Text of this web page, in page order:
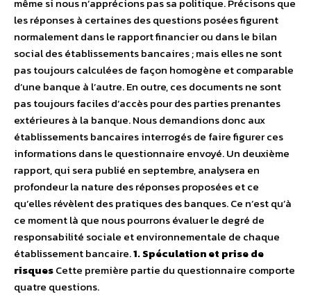
même si nous n’apprécions pas sa politique. Précisons que
les réponses à certaines des questions posées figurent
normalement dans le rapport financier ou dans le bilan
social des établissements bancaires ; mais elles ne sont
pas toujours calculées de façon homogène et comparable
d’une banque à l’autre. En outre, ces documents ne sont
pas toujours faciles d’accès pour des parties prenantes
extérieures à la banque. Nous demandions donc aux
établissements bancaires interrogés de faire figurer ces
informations dans le questionnaire envoyé. Un deuxième
rapport, qui sera publié en septembre, analysera en
profondeur la nature des réponses proposées et ce
qu’elles révèlent des pratiques des banques. Ce n’est qu’à
ce moment là que nous pourrons évaluer le degré de
responsabilité sociale et environnementale de chaque
établissement bancaire.1. Spéculation et prise de
risquesCette première partie du questionnaire comporte
quatre questions.